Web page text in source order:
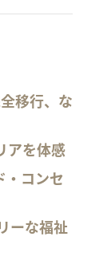
移行、な
アを体感
・コンセ
ーな福祉